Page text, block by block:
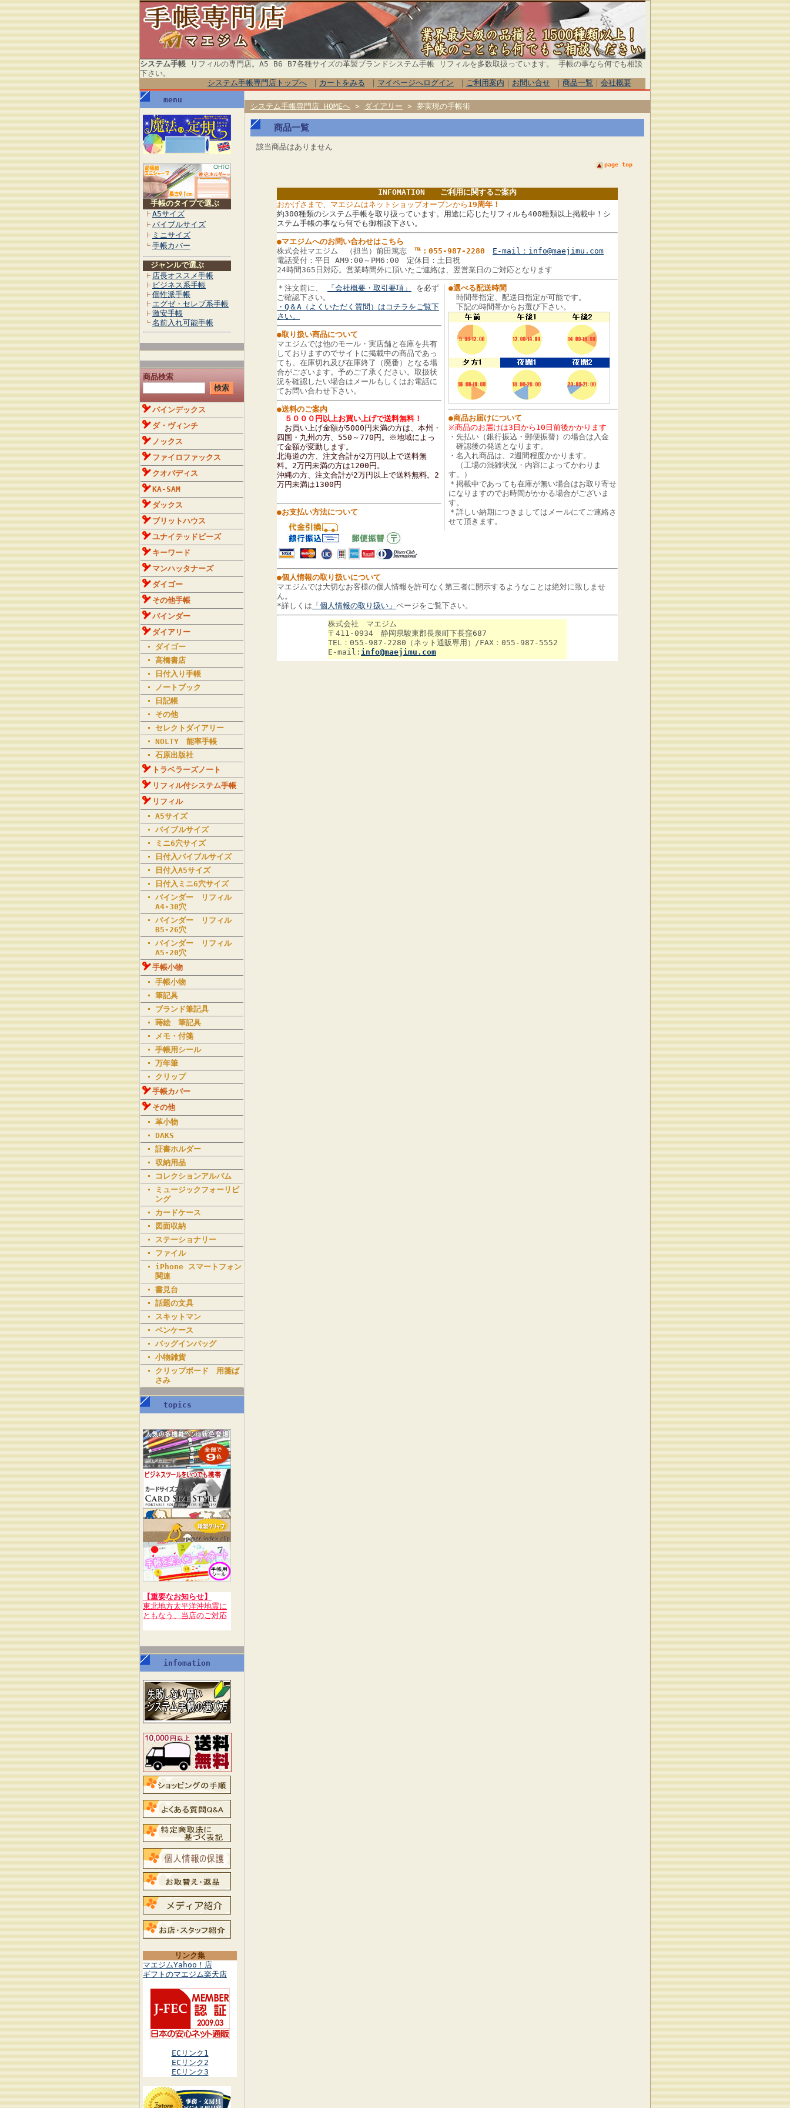
システム手帳 リフィルの専門店。A5 B6 B7各種サイズの革製ブランドシステム手帳 リフィルを多数取扱っています。 手帳の事なら何でも相談
下さい。
システム手帳専門店トップへ
カートをみる マイページへログイン ご利用案内 お問い合せ 商品一覧
会社概要
menu
手帳のタイプで選ぶ
A5サイズ
バイブルサイズ
ミニサイズ
手帳カバー
ジャンルで選ぶ
店長オススメ手帳
ビジネス系手帳
個性派手帳
エグゼ・セレブ系手帳
激安手帳
名前入れ可能手帳
商品検索
バインデックス
ダ・ヴィンチ
ノックス
ファイロファックス
クオバディス
KA-SAM
ダックス
ブリットハウス
ユナイテッドビーズ
キーワード
マンハッタナーズ
ダイゴー
その他手帳
バインダー
ダイアリー
ダイゴー
高橋書店
日付入り手帳
ノートブック
日記帳
その他
セレクトダイアリー
NOLTY 能率手帳
石原出版社
トラベラーズノート
リフィル付システム手帳
リフィル
A5サイズ
バイブルサイズ
ミニ6穴サイズ
日付入バイブルサイズ
日付入A5サイズ
日付入ミニ6穴サイズ
バインダー リフィル
A4-30穴
バインダー リフィル
B5-26穴
バインダー リフィル
A5-20穴
手帳小物
手帳小物
筆記具
ブランド筆記具
蒔絵 筆記具
メモ・付箋
手帳用シール
万年筆
クリップ
手帳カバー
その他
革小物
DAKS
証書ホルダー
収納用品
コレクションアルバム
ミュージックフォーリビ
ング
カードケース
図面収納
ステーショナリー
ファイル
iPhone スマートフォン
関連
書見台
話題の文具
スキットマン
ペンケース
バッグインバッグ
小物雑貨
クリップボード 用箋ば
さみ
topics
【重要なお知らせ】
東北地方太平洋沖地震に
ともなう、当店のご対応
infomation
リンク集
マエジムYahoo！店
ギフトのマエジム楽天店
ECリンク1
ECリンク2
ECリンク3
システム手帳専門店 HOMEへ > ダイアリー > 夢実現の手帳術
商品一覧
該当商品はありません
page top
INFOMATION ご利用に関するご案内
おかげさまで、マエジムはネットショップオープンから 19周年！
約300種類のシステム手帳を取り扱っています。用途に応じたリフィルも400種類以上掲載中！シ
ステム手帳の事なら何でも御相談下さい。
●マエジムへのお問い合わせはこちら
株式会社マエジム （担当）前田篤志 ℡：055-987-2280
E-mail：info@maejimu.com
電話受付：平日 AM9:00～PM6:00 定休日：土日祝
24時間365日対応。営業時間外に頂いたご連絡は、翌営業日のご対応となります
＊注文前に、 「会社概要・取引要項」
を必ず
ご確認下さい。
・Q＆A（よくいただく質問）はコチラをご覧下
さい。
●選べる配送時間
時間帯指定、配送日指定が可能です。
下記の時間帯からお選び下さい。
●取り扱い商品について
マエジムでは他のモール・実店舗と在庫を共有
しておりますのでサイトに掲載中の商品であっ
ても、在庫切れ及び在庫終了（廃番）となる場
合がございます。予めご了承ください。取扱状
況を確認したい場合はメールもしくはお電話に
てお問い合わせ下さい。
●送料のご案内
５０００円以上お買い上げで送料無料！
お買い上げ金額が5000円未満の方は、 本州・
四国・九州の方、 550～770円 。
※地域によっ
て金額が変動します。
北海道の方、注文合計が2万円以上で送料無
料。2万円未満の方は1200円。
沖縄の方、注文合計が2万円以上で送料無料。2
万円未満は1300円
●商品お届けについて
※商品のお届けは3日から10日前後かかります
・先払い（銀行振込・郵便振替）の場合は入金
確認後の発送となります。
・名入れ商品は、2週間程度かかります。
（工場の混雑状況・内容によってかわりま
す。）
＊掲載中であっても在庫が無い場合はお取り寄せ
になりますのでお時間がかかる場合がございま
す。
＊詳しい納期につきましてはメールにてご連絡さ
せて頂きます。
●お支払い方法について
●個人情報の取り扱いについて
マエジムでは大切なお客様の個人情報を許可なく第三者に開示するようなことは絶対に致しませ
ん。
*詳しくは 「個人情報の取り扱い」 ページをご覧下さい。
株式会社 マエジム
〒411-0934 静岡県駿東郡長泉町下長窪687
TEL：055-987-2280（ネット通販専用）/FAX：055-987-5552
E-mail: info@maejimu.com